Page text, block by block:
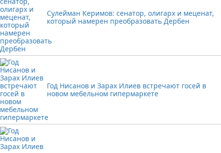
Сулейман Керимов: сенатор, олигарх и меценат,
который намерен преобразовать Дербен
Год Нисанов и Зарах Илиев встречают госей в
новом мебельном гипермаркете